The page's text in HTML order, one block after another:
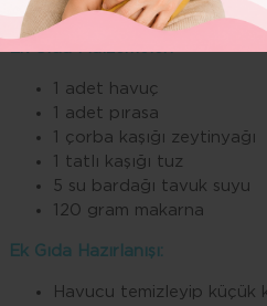
1 adet havuç
1 adet pırasa
1 çorba kaşığı zeytinyağı
1 tatlı kaşığı tuz
5 su bardağı tavuk suyu
120 gram makarna
Ek Gıda Hazırlanışı:
Havucu temizleyip küçük